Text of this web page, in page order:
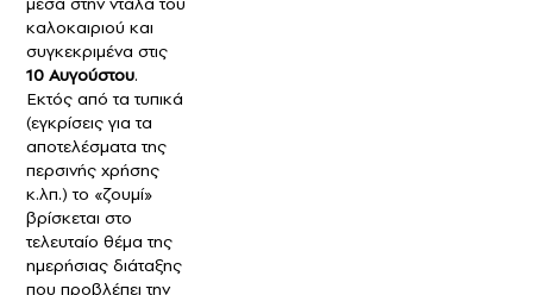
καλοκαιριού και
συγκεκριμένα στις
10 Αυγούστου.
Εκτός από τα τυπικά
(εγκρίσεις για τα
αποτελέσματα της
περσινής χρήσης
κ.λπ.) το «ζουμί»
βρίσκεται στο
τελευταίο θέμα της
ημερήσιας διάταξης
που προβλέπει την